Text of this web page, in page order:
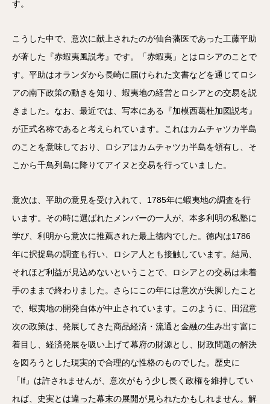
す。
こうした中で、意次に献上されたのが仙台藩医であった工藤平助
が著した『赤蝦夷風説考』です。「赤蝦夷」とはロシアのことで
す。平助はオランダから長崎に届けられた文書などを通じてロシ
アの南下政策の動きを知り、蝦夷地の経営とロシアとの交易を説
きました。なお、最近では、写本にある『加模西葛杜加図説考』
が正式名称であると考えられています。これはカムチャツカ半島
のことを意味しており、ロシアはカムチャツカ半島を領有し、そ
こから千鳥列島に降りてアイヌと交易を行っていました。
意次は、平助の意見を受け入れて、1785年に蝦夷地の調査を行
います。その時に選ばれたメンバーの一人が、本多利明の私塾に
学び、利明から意次に推薦された最上徳内でした。徳内は1786
年に択捉島の調査も行い、ロシア人とも接触しています。結局、
それほど利益が見込めないということで、ロシアとの交易は未着
手のままで終わりました。さらにこの年には意次が失脚したこと
で、蝦夷地の開発自体が中止されています。このように、田沼意
次の政策は、発展してきた商品経済・流通と金融の生み出す富に
着目し、経済発展を吸い上げて幕府の財源とし、財政問題の解決
を図ろうとした現実的で合理的な性格のものでした。歴史に
「If」は許されませんが、意次がもう少し長く政権を維持してい
れば、史実とは違った幕末の展開が見られたかもしれません。解